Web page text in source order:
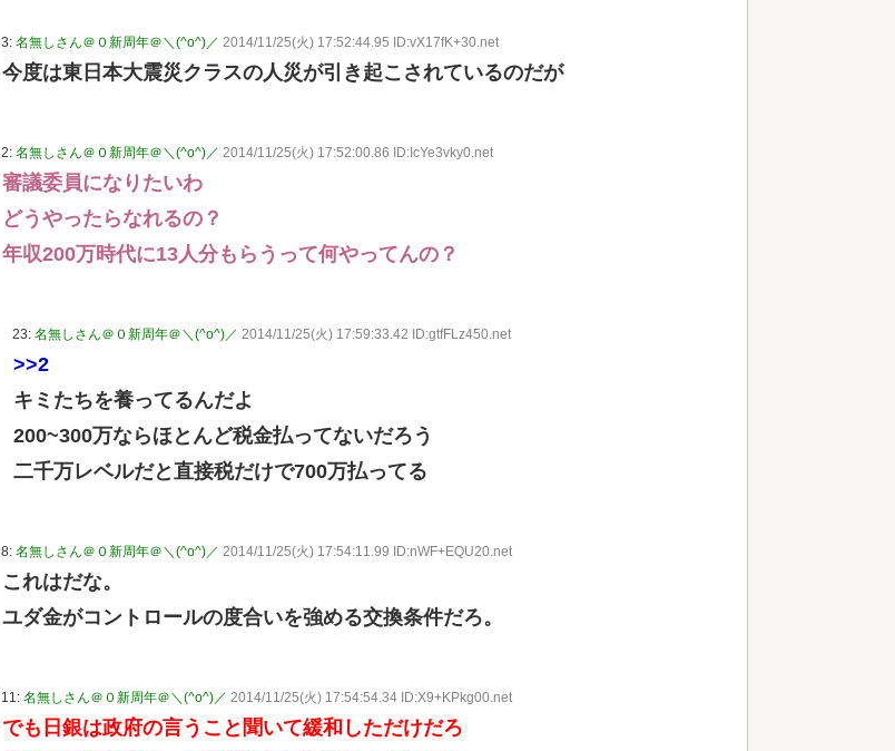
3: 名無しさん＠０新周年＠＼(^o^)／ 2014/11/25(火) 17:52:44.95 ID:vX17fK+30.net
今度は東日本大震災クラスの人災が引き起こされているのだが
2: 名無しさん＠０新周年＠＼(^o^)／ 2014/11/25(火) 17:52:00.86 ID:IcYe3vky0.net
審議委員になりたいわ
どうやったらなれるの？
年収200万時代に13人分もらうって何やってんの？
23: 名無しさん＠０新周年＠＼(^o^)／ 2014/11/25(火) 17:59:33.42 ID:gtfFLz450.net
>>2
キミたちを養ってるんだよ
200~300万ならほとんど税金払ってないだろう
二千万レベルだと直接税だけで700万払ってる
8: 名無しさん＠０新周年＠＼(^o^)／ 2014/11/25(火) 17:54:11.99 ID:nWF+EQU20.net
これはだな。
ユダ金がコントロールの度合いを強める交換条件だろ。
11: 名無しさん＠０新周年＠＼(^o^)／ 2014/11/25(火) 17:54:54.34 ID:X9+KPkg00.net
でも日銀は政府の言うこと聞いて緩和しただけだろ